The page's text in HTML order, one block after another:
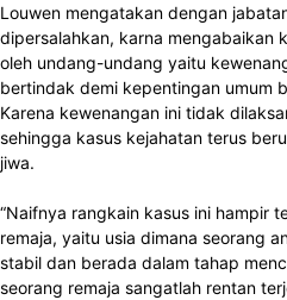
Louwen mengatakan dengan
dipersalahkan, karna mengabaikan
oleh undang-undang yaitu
bertindak demi kepentingan umum
Karena kewenangan ini tidak
sehingga kasus kejahatan terus
jiwa.
“Naifnya rangkain kasus ini hampir
remaja, yaitu usia dimana seorang
stabil dan berada dalam tahap
seorang remaja sangatlah rentan